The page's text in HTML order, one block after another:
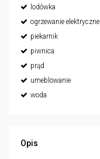
lodówka
ogrzewanie elektryczne
piekarnik
piwnica
prąd
umeblowanie
woda
Opis